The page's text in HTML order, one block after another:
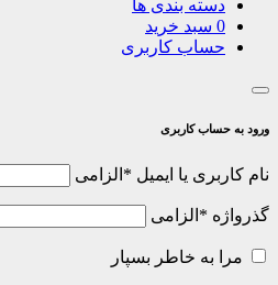
دسته بندی ها
0 سبد خرید
حساب کاربری
ورود به حساب کاربری
نام کاربری یا ایمیل * الزامی
گذرواژه * الزامی
مرا به خاطر بسپار